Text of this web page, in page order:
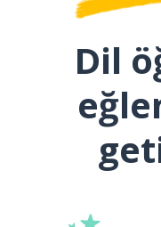
Dil